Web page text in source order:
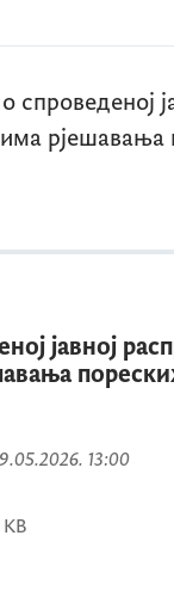
рјешавања
јавној
13:00